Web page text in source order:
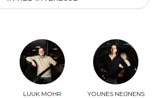
LUUK MOHR
YOUNES NEIJNENS